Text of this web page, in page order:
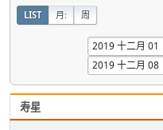
LIST 月: 周
寿星